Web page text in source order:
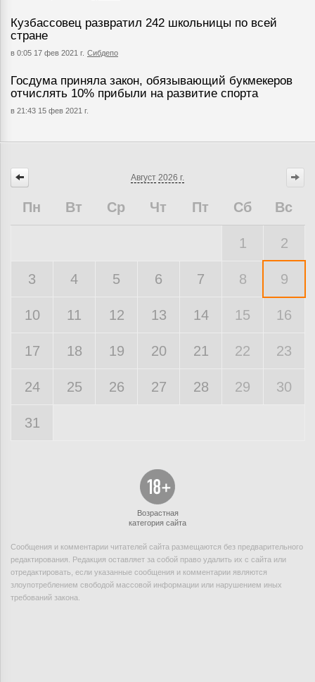
Кузбассовец развратил 242 школьницы по всей
стране
в 0:05 17 фев 2021 г. Сибдепо
Госдума приняла закон, обязывающий букмекеров
отчислять 10% прибыли на развитие спорта
в 21:43 15 фев 2021 г.
Август 2026 г.
Пн Вт Ср Чт Пт Сб Вс
1 2
3 4 5 6 7 8 9
10 11 12 13 14 15 16
17 18 19 20 21 22 23
24 25 26 27 28 29 30
31
Возрастная
категория сайта
Сообщения и комментарии читателей сайта размещаются без предварительного
редактирования. Редакция оставляет за собой право удалить их с сайта или
отредактировать, если указанные сообщения и комментарии являются
злоупотреблением свободой массовой информации или нарушением иных
требований закона.